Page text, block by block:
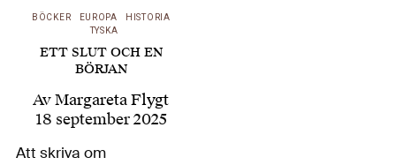
BÖCKER EUROPA
HISTORIA
TYSKA
ETT SLUT OCH EN
BÖRJAN
AvMargareta Flygt
18 september 2025
Att skriva om